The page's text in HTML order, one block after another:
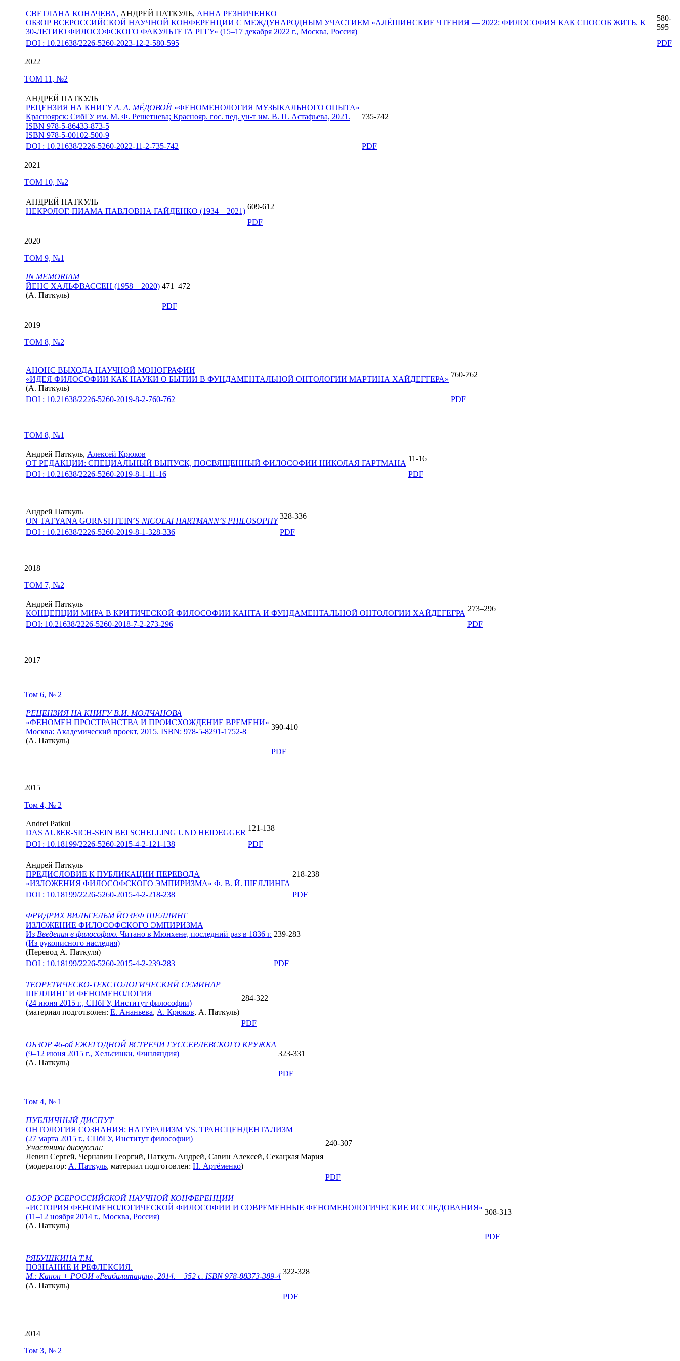
СВЕТЛАНА КОНАЧЕВА, АНДРЕЙ ПАТКУЛЬ, АННА РЕЗНИЧЕНКО
ОБЗОР ВСЕРОССИЙСКОЙ НАУЧНОЙ КОНФЕРЕНЦИИ С МЕЖДУНАРОДНЫМ УЧАСТИЕМ «АЛЁШИНСКИЕ ЧТЕНИЯ — 2022: ФИЛОСОФИЯ КАК СПОСОБ ЖИТЬ. К
30-ЛЕТИЮ ФИЛОСОФСКОГО ФАКУЛЬТЕТА РГГУ» (15–17 декабря 2022 г., Москва, Россия)
580-
595
DOI : 10.21638/2226-5260-2023-12-2-580-595
PDF
2022
ТОМ 11, №2
АНДРЕЙ ПАТКУЛЬ
РЕЦЕНЗИЯ НА КНИГУА. А. МЁДОВОЙ«ФЕНОМЕНОЛОГИЯ МУЗЫКАЛЬНОГО ОПЫТА»
Красноярск: СибГУ им. М. Ф. Решетнева; Краснояр. гос. пед. ун-т им. В. П. Астафьева, 2021.
ISBN 978-5-86433-873-5
ISBN 978-5-00102-500-9
735-742
DOI : 10.21638/2226-5260-2022-11-2-735-742 PDF
2021
ТОМ 10, №2
АНДРЕЙ ПАТКУЛЬ
НЕКРОЛОГ. ПИАМА ПАВЛОВНА ГАЙДЕНКО (1934 – 2021)
609-612
PDF
2020
ТОМ 9, №1
IN MEMORIAM
ЙЕНС ХАЛЬФВАССЕН (1958 – 2020)
(А. Паткуль)
471–472
PDF
2019
ТОМ 8, №2
АНОНС ВЫХОДА НАУЧНОЙ МОНОГРАФИИ
«ИДЕЯ ФИЛОСОФИИ КАК НАУКИ О БЫТИИ В ФУНДАМЕНТАЛЬНОЙ ОНТОЛОГИИ МАРТИНА ХАЙДЕГГЕРА»
(А. Паткуль)
760-762
DOI : 10.21638/2226-5260-2019-8-2-760-762 PDF
ТОМ 8, №1
Андрей Паткуль, Алексей Крюков
ОТ РЕДАКЦИИ: СПЕЦИАЛЬНЫЙ ВЫПУСК, ПОСВЯЩЕННЫЙ ФИЛОСОФИИ НИКОЛАЯ ГАРТМАНА
11-16
DOI : 10.21638/2226-5260-2019-8-1-11-16
PDF
Андрей Паткуль
ON TATYANA GORNSHTEIN’S NICOLAI HARTMANN’S PHILOSOPHY
328-336
DOI : 10.21638/2226-5260-2019-8-1-328-336
PDF
2018
ТОМ 7, №2
Андрей Паткуль
КОНЦЕПЦИИ МИРА В КРИТИЧЕСКОЙ ФИЛОСОФИИ КАНТА И ФУНДАМЕНТАЛЬНОЙ ОНТОЛОГИИ ХАЙДЕГЕГРА
273–296
DOI: 10.21638/2226-5260-2018-7-2-273-296
PDF
2017
Том 6, № 2
РЕЦЕНЗИЯ НА КНИГУ В.И. МОЛЧАНОВА
«ФЕНОМЕН ПРОСТРАНСТВА И ПРОИСХОЖДЕНИЕ ВРЕМЕНИ»
Москва: Академический проект, 2015. ISBN: 978-5-8291-1752-8
(А. Паткуль)
390-410
PDF
2015
Том 4, № 2
Andrei Patkul
DAS AUßER-SICH-SEIN BEI SCHELLING UND HEIDEGGER
121-138
DOI : 10.18199/2226-5260-2015-4-2-121-138
PDF
Андрей Паткуль
ПРЕДИСЛОВИЕ К ПУБЛИКАЦИИ ПЕРЕВОДА
«ИЗЛОЖЕНИЯ ФИЛОСОФСКОГО ЭМПИРИЗМА» Ф. В. Й. ШЕЛЛИНГА
218-238
DOI : 10.18199/2226-5260-2015-4-2-218-238 PDF
ФРИДРИХ ВИЛЬГЕЛЬМ ЙОЗЕФ ШЕЛЛИНГ
ИЗЛОЖЕНИЕ ФИЛОСОФСКОГО ЭМПИРИЗМА
Из Введения в философию. Читано в Мюнхене, последний раз в 1836 г.
(Из рукописного наследия)
(Перевод А. Паткуля)
239-283
DOI : 10.18199/2226-5260-2015-4-2-239-283 PDF
ТЕОРЕТИЧЕСКО-ТЕКСТОЛОГИЧЕСКИЙ СЕМИНАР
ШЕЛЛИНГ И ФЕНОМЕНОЛОГИЯ
(24 июня 2015 г., СПбГУ, Институт философии)
(материал подготволен: Е. Ананьева, А. Крюков, А. Паткуль)
284-322
PDF
ОБЗОР 46-ой ЕЖЕГОДНОЙ ВСТРЕЧИ ГУССЕРЛЕВСКОГО КРУЖКА
(9–12 июня 2015 г., Хельсинки, Финляндия)
(А. Паткуль)
323-331
PDF
Том 4, № 1
ПУБЛИЧНЫЙ ДИСПУТ
ОНТОЛОГИЯ СОЗНАНИЯ: НАТУРАЛИЗМ VS. ТРАНСЦЕНДЕНТАЛИЗМ
(27 марта 2015 г., СПбГУ, Институт философии)
Участники дискуссии:
Левин Сергей, Чернавин Георгий, Паткуль Андрей, Савин Алексей, Секацкая Мария
(модератор: А. Паткуль, материал подготовлен: Н. Артёменко)
240-307
PDF
ОБЗОР ВСЕРОССИЙСКОЙ НАУЧНОЙ КОНФЕРЕНЦИИ
«ИСТОРИЯ ФЕНОМЕНОЛОГИЧЕСКОЙ ФИЛОСОФИИ И СОВРЕМЕННЫЕ ФЕНОМЕНОЛОГИЧЕСКИЕ ИССЛЕДОВАНИЯ»
(11–12 ноября 2014 г., Москва, Россия)
(А. Паткуль)
308-313
PDF
РЯБУШКИНА Т.М.
ПОЗНАНИЕ И РЕФЛЕКСИЯ.
М.: Канон + РООИ «Реабилитация», 2014. – 352 с. ISBN 978-88373-389-4
(А. Паткуль)
322-328
PDF
2014
Том 3, № 2